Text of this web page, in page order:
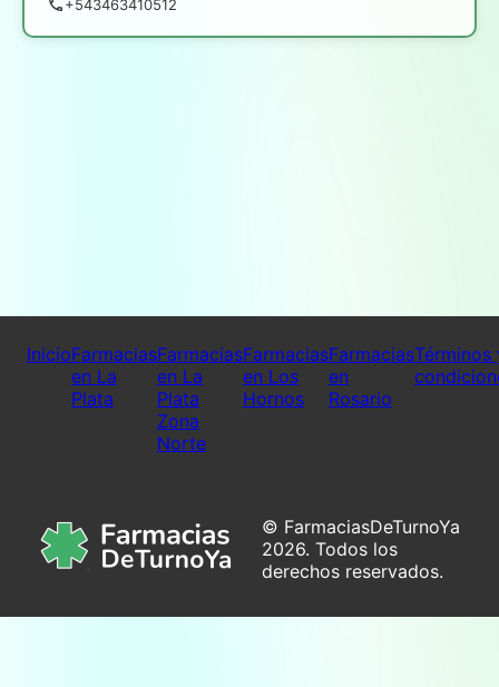
+543463410512
InicioFarmacias
en La
Plata
Farmacias
en La
Plata
Zona
Norte
Farmacias
en Los
Hornos
Farmacias
en
Rosario
Términos
© FarmaciasDeTurnoYa
2026. Todos los
derechos reservados.